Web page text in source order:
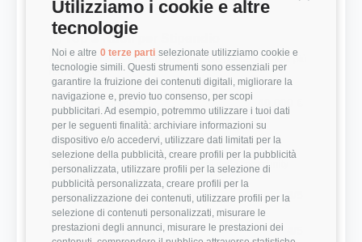
Utilizziamo i cookie e altre
tecnologie
Noi e altre 0 terze parti selezionate utilizziamo cookie e
tecnologie simili. Questi strumenti sono essenziali per
garantire la fruizione dei contenuti digitali, migliorare la
navigazione e, previo tuo consenso, per scopi
pubblicitari. Ad esempio, potremmo utilizzare i tuoi dati
per le seguenti finalità: archiviare informazioni su
dispositivo e/o accedervi, utilizzare dati limitati per la
selezione della pubblicità, creare profili per la pubblicità
personalizzata, utilizzare profili per la selezione di
pubblicità personalizzata, creare profili per la
personalizzazione dei contenuti, utilizzare profili per la
selezione di contenuti personalizzati, misurare le
prestazioni degli annunci, misurare le prestazioni dei
Panoramica Rapida
💰 Top 3 Ruoli per Stipendio
Retribuzioni annuali lorde (RAL) medie per le posizioni più
remunerate
System Engineer
⭐ Valutazioni
Punteggi medi basati sulle recensioni della community
Modernità Stack Tecnologico 3/5
Bilanciamento Vita-Lavoro